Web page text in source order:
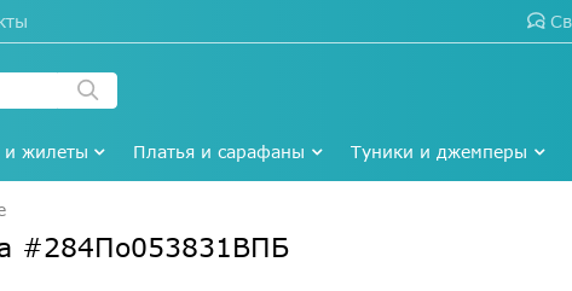
жилеты Платья и сарафаны Туники и джемперы
#284По053831ВПБ